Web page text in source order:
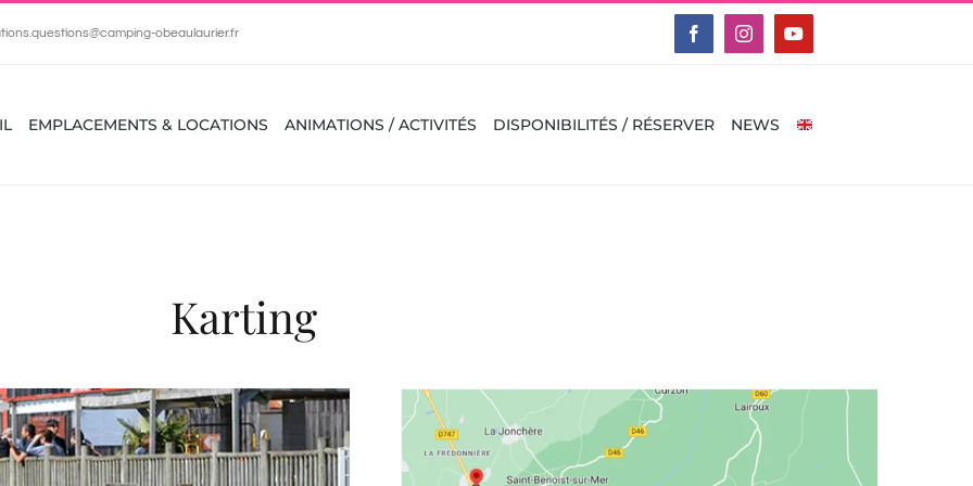
obeaulaurier.fr FacebookInstagramYouTube
EMPLACEMENTS & LOCATIONS ANIMATIONS / ACTIVITÉS DISPONIBILITÉS / RÉSERVER NEWS
Karting